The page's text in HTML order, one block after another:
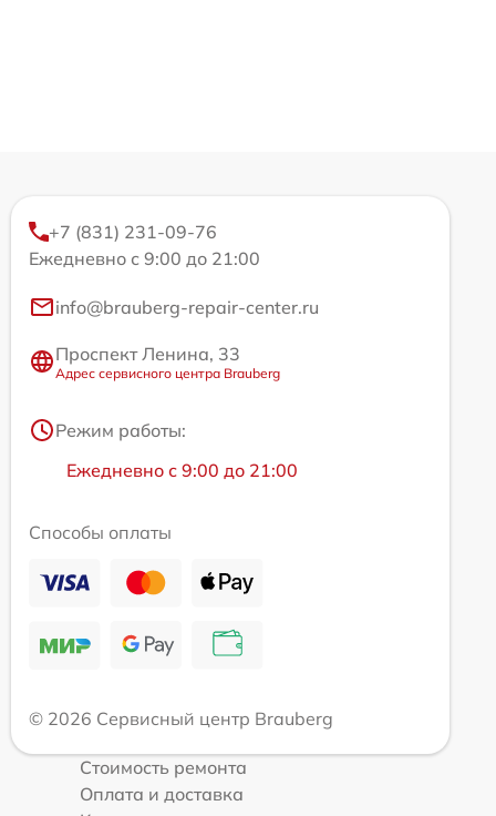
+7 (831) 231-09-76
Ежедневно с 9:00 до 21:00
info@brauberg-repair-center.ru
Проспект Ленина, 33
Адрес сервисного центра Brauberg
Режим работы:
Ежедневно с 9:00 до 21:00
Способы оплаты
© 2026 Сервисный центр Brauberg
Стоимость ремонта
Оплата и доставка